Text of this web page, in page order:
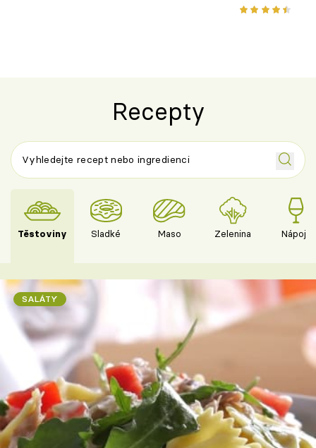
Recepty
Těstoviny Sladké Maso Zelenina Nápoje
SALÁTY